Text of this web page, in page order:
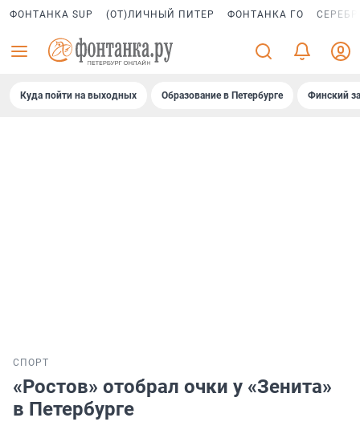
ФОНТАНКА SUP (ОТ)ЛИЧНЫЙ ПИТЕР ФОНТАНКА ГО
Куда пойти на выходных Образование в Петербурге Финский
СПОРТ
«Ростов» отобрал очки у «Зенита»
в Петербурге